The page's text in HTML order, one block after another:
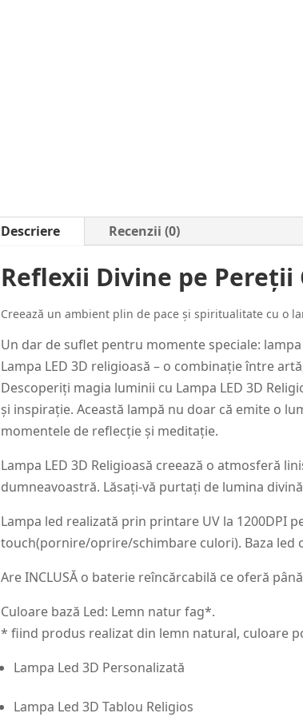
Descriere Recenzii (0)
Reflexii Divine pe Pereții
Creează un ambient plin de pace și spiritualitate cu o
Un dar de suflet pentru momente speciale:
Lampa LED 3D religioasă – o combinație între
Descoperiți magia luminii cu Lampa LED 3D
și inspirație. Această lampă nu doar că emite o
momentele de reflecție și meditație.
Lampa LED 3D Religioasă creează o atmosferă
dumneavoastră. Lăsați-vă purtați de lumina
Lampa led realizată prin printare UV la 1200DPI
touch(pornire/oprire/schimbare culori). Baza
Are INCLUSĂ o baterie reîncărcabilă ce oferă
Culoare bază Led: Lemn natur fag*.
* fiind produs realizat din lemn natural, culoare
Lampa Led 3D Personalizată
Lampa Led 3D Tablou Religios